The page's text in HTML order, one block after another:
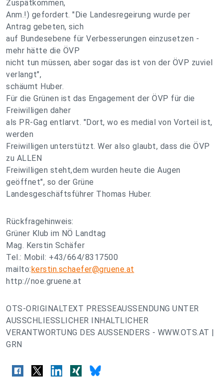
Zuspätkommen,
Anm.!) gefordert. "Die Landesregeirung wurde per
Antrag gebeten, sich
auf Bundesebene für Verbesserungen einzusetzen -
mehr hätte die ÖVP
nicht tun müssen, aber sogar das ist von der ÖVP zuviel
verlangt",
schäumt Huber.
Für die Grünen ist das Engagement der ÖVP für die
Freiwilligen daher
als PR-Gag entlarvt. "Dort, wo es medial von Vorteil ist,
werden
Freiwilligen unterstützt. Wer also glaubt, dass die ÖVP
zu ALLEN
Freiwilligen steht,dem wurden heute die Augen
geöffnet", so der Grüne
Landesgeschäftsführer Thomas Huber.
Rückfragehinweis:
Grüner Klub im NÖ Landtag
Mag. Kerstin Schäfer
Tel.: Mobil: +43/664/8317500
mailto:kerstin.schaefer@gruene.at
http://noe.gruene.at
OTS-ORIGINALTEXT PRESSEAUSSENDUNG UNTER
AUSSCHLIESSLICHER INHALTLICHER
VERANTWORTUNG DES AUSSENDERS - WWW.OTS.AT |
GRN